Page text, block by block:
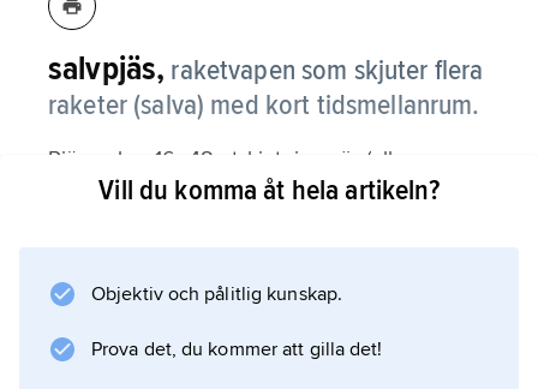
salvpjäs, raketvapen som skjuter flera
raketer (salva) med kort tidsmellanrum.
Pjäsen har 16–48 utskjutningsrör (eller -
skenor) som vart och ett laddas med en raket.
raketvapen
Vill du komma åt hela artikeln?
Objektiv och pålitlig kunskap.
Prova det, du kommer att gilla det!